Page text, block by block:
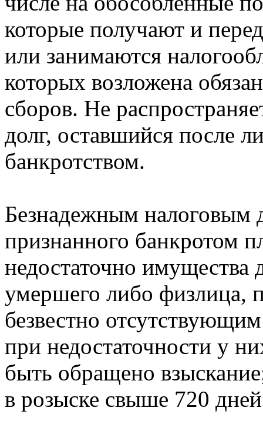
которые получают и
или занимаются
которых возложена
сборов. Не
долг, оставшийся после
банкротством.
Безнадежным налоговым
признанного банкротом
недостаточно имущества
умершего либо физлица,
безвестно
при недостаточности у
быть обращено
в розыске свыше 720